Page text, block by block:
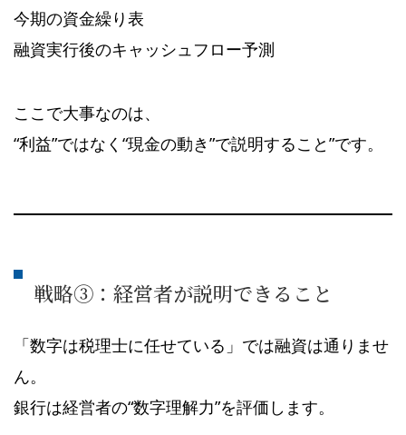
今期の資金繰り表
融資実行後のキャッシュフロー予測
ここで大事なのは、
“利益”ではなく“現金の動き”で説明すること”です。
戦略③：経営者が説明できること
「数字は税理士に任せている」では融資は通りませ
ん。
銀行は経営者の“数字理解力”を評価します。